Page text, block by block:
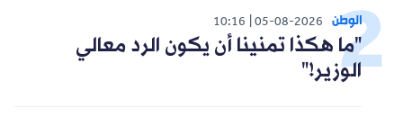
الوطن 05-08-2026
10:16
"ما هكذا تمنينا أن يكون الرد معالي
الوزير!"